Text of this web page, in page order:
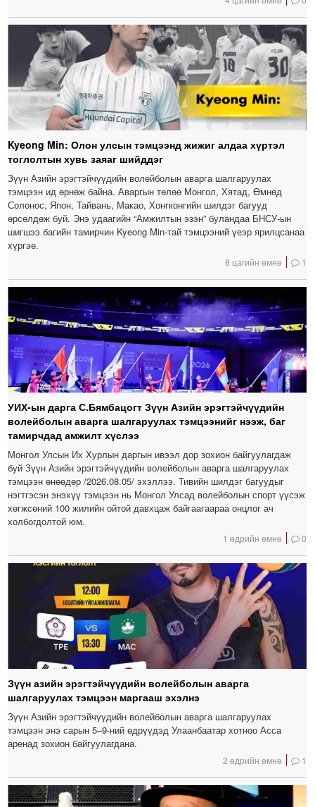
Kyeong Min: Олон улсын тэмцээнд жижиг алдаа хүртэл
тоглолтын хувь заяаг шийддэг
Зүүн Азийн эрэгтэйчүүдийн волейболын аварга шалгаруулах
тэмцээн ид өрнөж байна. Аваргын төлөө Монгол, Хятад, Өмнөд
Солонос, Япон, Тайвань, Макао, Хонгконгийн шилдэг багууд
өрсөлдөж буй. Энэ удаагийн “Амжилтын эзэн” буландаа БНСУ-ын
шигшээ багийн тамирчин Kyeong Min-тай тэмцээний үеэр ярилцсанаа
хүргэе.
8 цагийн өмнө 1
УИХ-ын дарга С.Бямбацогт Зүүн Азийн эрэгтэйчүүдийн
волейболын аварга шалгаруулах тэмцээнийг нээж, баг
тамирчдад амжилт хүслээ
Монгол Улсын Их Хурлын даргын ивээл дор зохион байгуулагдаж
буй Зүүн Азийн эрэгтэйчүүдийн волейболын аварга шалгаруулах
тэмцээн өнөөдөр /2026.08.05/ эхэллээ. Тивийн шилдэг багуудыг
нэгтгэсэн энэхүү тэмцээн нь Монгол Улсад волейболын спорт үүсэж
хөгжсөний 100 жилийн ойтой давхцаж байгаагаараа онцлог ач
холбогдолтой юм.
1 өдрийн өмнө 0
Зүүн азийн эрэгтэйчүүдийн волейболын аварга
шалгаруулах тэмцээн маргааш эхэлнэ
Зүүн Азийн эрэгтэйчүүдийн волейболын аварга шалгаруулах
тэмцээн энэ сарын 5–9-ний өдрүүдэд Улаанбаатар хотноо Асса
аренад зохион байгуулагдана.
2 өдрийн өмнө 1